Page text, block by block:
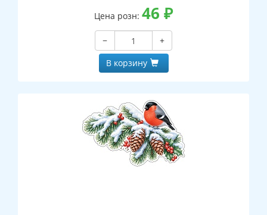
Цена розн: 46 ₽
−
+
В корзину